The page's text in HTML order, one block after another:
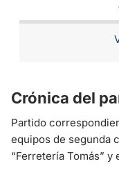
Crónica del
Partido
equipos de segunda
“Ferretería Tomás” y